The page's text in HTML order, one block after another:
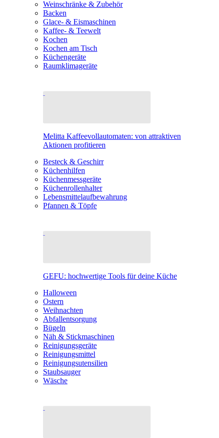
Weinschränke & Zubehör
Backen
Glace- & Eismaschinen
Kaffee- & Teewelt
Kochen
Kochen am Tisch
Küchengeräte
Raumklimageräte
Melitta Kaffeevollautomaten: von attraktiven
Aktionen profitieren
Besteck & Geschirr
Küchenhilfen
Küchenmessgeräte
Küchenrollenhalter
Lebensmittelaufbewahrung
Pfannen & Töpfe
GEFU: hochwertige Tools für deine Küche
Halloween
Ostern
Weihnachten
Abfallentsorgung
Bügeln
Näh & Stickmaschinen
Reinigungsgeräte
Reinigungsmittel
Reinigungsutensilien
Staubsauger
Wäsche